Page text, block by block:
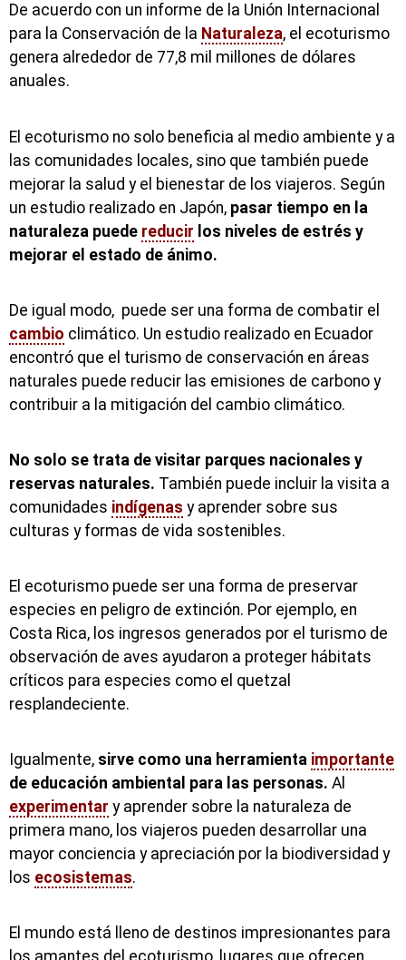
De acuerdo con un informe de la Unión Internacional
para la Conservación de la Naturaleza, el ecoturismo
genera alrededor de 77,8 mil millones de dólares
anuales.
El ecoturismo no solo beneficia al medio ambiente y a
las comunidades locales, sino que también puede
mejorar la salud y el bienestar de los viajeros. Según
un estudio realizado en Japón, pasar tiempo en la
naturaleza puede reducir los niveles de estrés y
mejorar el estado de ánimo.
De igual modo, puede ser una forma de combatir el
cambio climático. Un estudio realizado en Ecuador
encontró que el turismo de conservación en áreas
naturales puede reducir las emisiones de carbono y
contribuir a la mitigación del cambio climático.
No solo se trata de visitar parques nacionales y
reservas naturales. También puede incluir la visita a
comunidades indígenas y aprender sobre sus
culturas y formas de vida sostenibles.
El ecoturismo puede ser una forma de preservar
especies en peligro de extinción. Por ejemplo, en
Costa Rica, los ingresos generados por el turismo de
observación de aves ayudaron a proteger hábitats
críticos para especies como el quetzal
resplandeciente.
Igualmente, sirve como una herramienta importante
de educación ambiental para las personas. Al
experimentar y aprender sobre la naturaleza de
primera mano, los viajeros pueden desarrollar una
mayor conciencia y apreciación por la biodiversidad y
los ecosistemas.
El mundo está lleno de destinos impresionantes para